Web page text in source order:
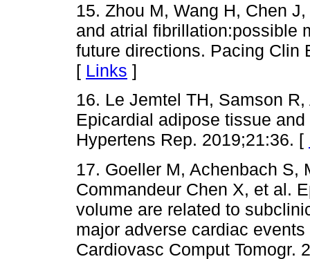
15. Zhou M, Wang H, Chen
and atrial fibrillation:possible
future directions. Pacing Clin
[ Links ]
16. Le Jemtel TH, Samson
Epicardial adipose tissue
Hypertens Rep. 2019;21:36. [
17. Goeller M, Achenbach S,
Commandeur Chen X, et al.
volume are related to
major adverse cardiac
Cardiovasc Comput Tomogr.